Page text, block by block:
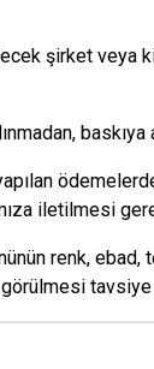
şirket veya
iletilmesi
renk,
tavsiye